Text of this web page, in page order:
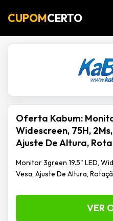
CUPOMCERTO
Oferta Kabum:
Widescreen, 75H,
Ajuste De Altura,
Monitor 3green 19.5" LED,
Vesa, Ajuste De Altura,
VER